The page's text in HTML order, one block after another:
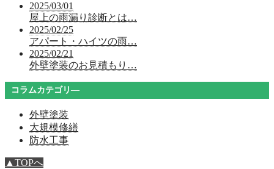
2025/03/01
屋上の雨漏り診断とは…
2025/02/25
アパート・ハイツの雨…
2025/02/21
外壁塗装のお見積もり…
コラムカテゴリ―
外壁塗装
大規模修繕
防水工事
▲TOPへ